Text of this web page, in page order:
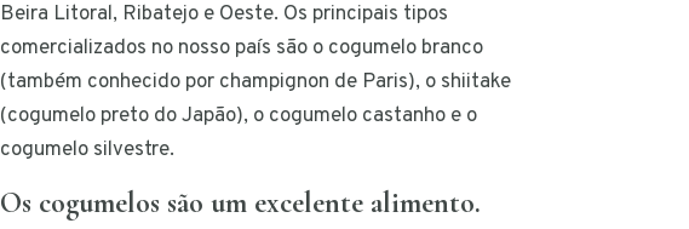
Beira Litoral, Ribatejo e Oeste. Os principais tipos
comercializados no nosso país são o cogumelo branco
(também conhecido por champignon de Paris), o shiitake
(cogumelo preto do Japão), o cogumelo castanho e o
cogumelo silvestre.
Os cogumelos são um excelente alimento.